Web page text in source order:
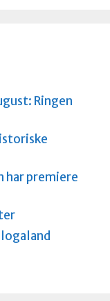
Ringen
har premiere